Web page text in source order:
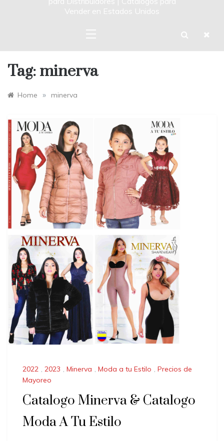
Vender en Estados Unidos
Tag: minerva
Home » minerva
2022 , 2023 , Minerva , Moda a tu Estilo , Precios de
Mayoreo
Catalogo Minerva & Catalogo
Moda A Tu Estilo